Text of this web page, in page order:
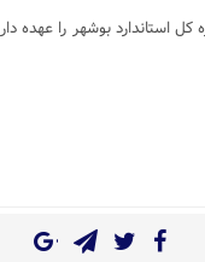
بوشهر را عهده دار